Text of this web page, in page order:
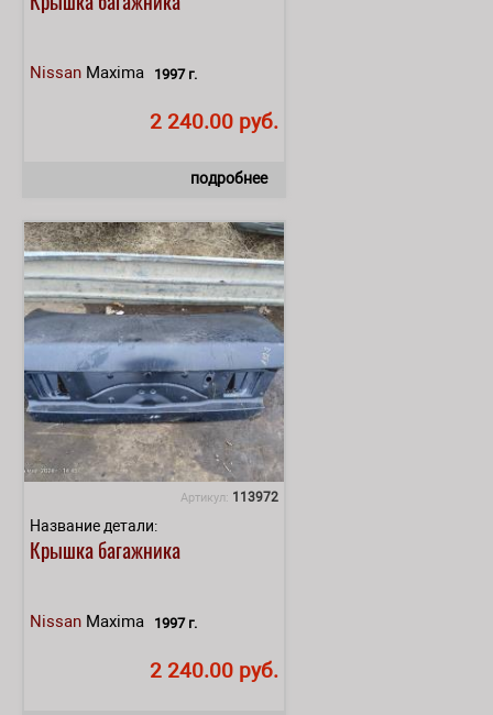
Nissan Maxima 1997 г.
2 240.00 руб.
подробнее
Артикул: 113972
Название детали:
Крышка багажника
Nissan Maxima 1997 г.
2 240.00 руб.